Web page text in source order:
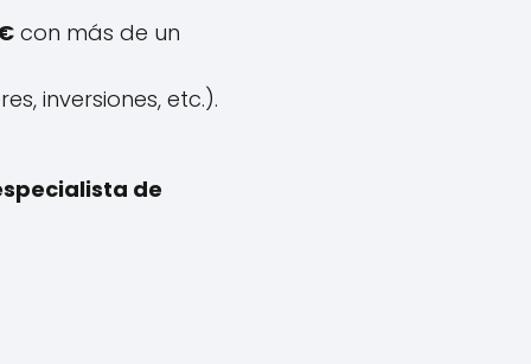
con más de un
inversiones, etc.).
de